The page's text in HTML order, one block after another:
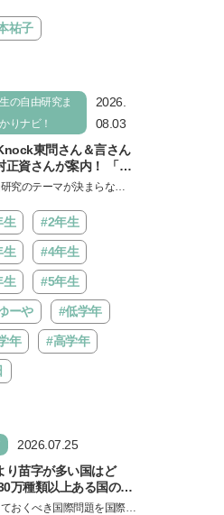
イントを完全ガイド
マ恐竜展2026〜恐竜の食
〜」が開催…
祐子
の自由研究ま
りナビ！
2026.
08.03
東問さん＆言さん
正資さんが案内！ 「よ
ランド」で遊びながら
催
研究のテーマが決まらな
れるイベントが、よみう
「グッジョバ!!…
生 #2年生
生 #4年生
生 #5年生
ーや #低学年
年 #高学年
2026.07.25
り苗字が多い国はど
万種類以上ある国の理
【親子で語る国際問
おくべき国際問題を国際政